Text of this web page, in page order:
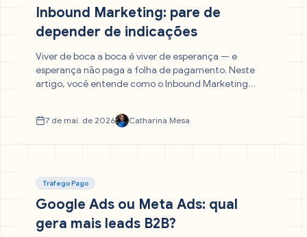
Inbound Marketing: pare de
depender de indicações
Viver de boca a boca é viver de esperança — e
esperança não paga a folha de pagamento. Neste
artigo, você entende como o Inbound Marketing
processo ativo, previsível e escalável de atração de
clientes.
7 de mai. de 2026 Catharina Mesa
Tráfego Pago
Google Ads ou Meta Ads: qual
gera mais leads B2B?